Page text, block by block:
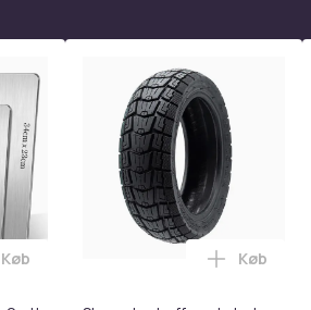
yoga og
Skærer -
Læg Titanium skærebræt, 2 stk.
Køb Læg
Køb